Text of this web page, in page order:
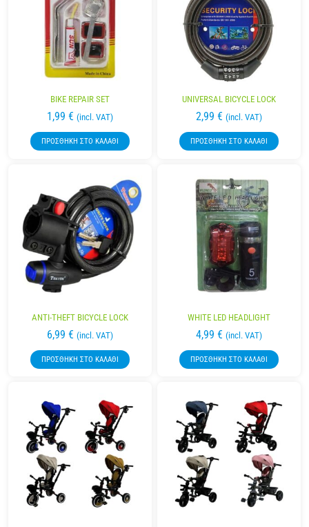
BIKE REPAIR SET
1,99 € (incl. VAT)
ΠΡΟΣΘΉΚΗ ΣΤΟ ΚΑΛΆΘΙ
UNIVERSAL BICYCLE LOCK
2,99 € (incl. VAT)
ΠΡΟΣΘΉΚΗ ΣΤΟ ΚΑΛΆΘΙ
ANTI-THEFT BICYCLE LOCK
6,99 € (incl. VAT)
ΠΡΟΣΘΉΚΗ ΣΤΟ ΚΑΛΆΘΙ
WHITE LED HEADLIGHT
4,99 € (incl. VAT)
ΠΡΟΣΘΉΚΗ ΣΤΟ ΚΑΛΆΘΙ